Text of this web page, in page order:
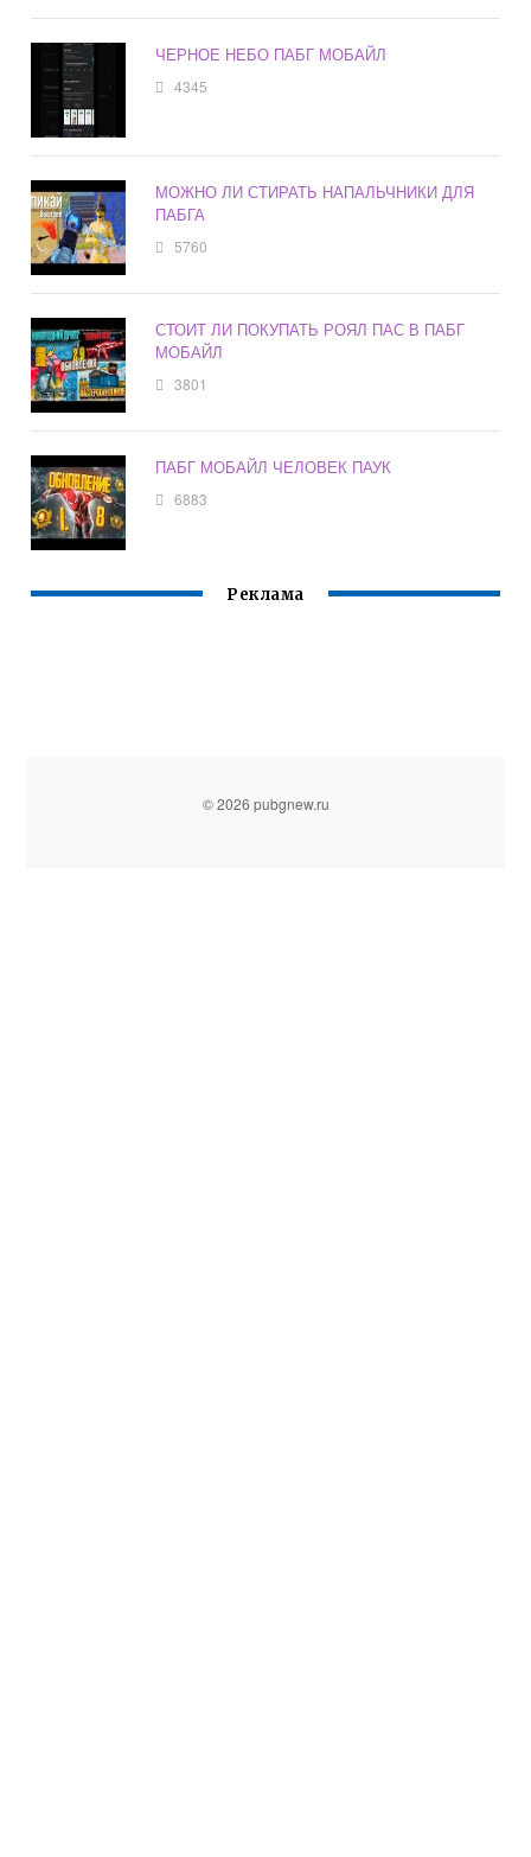
ЧЕРНОЕ НЕБО ПАБГ МОБАЙЛ
4345
МОЖНО ЛИ СТИРАТЬ НАПАЛЬЧНИКИ ДЛЯ
ПАБГА
5760
СТОИТ ЛИ ПОКУПАТЬ РОЯЛ ПАС В ПАБГ
МОБАЙЛ
3801
ПАБГ МОБАЙЛ ЧЕЛОВЕК ПАУК
6883
Реклама
© 2026 pubgnew.ru